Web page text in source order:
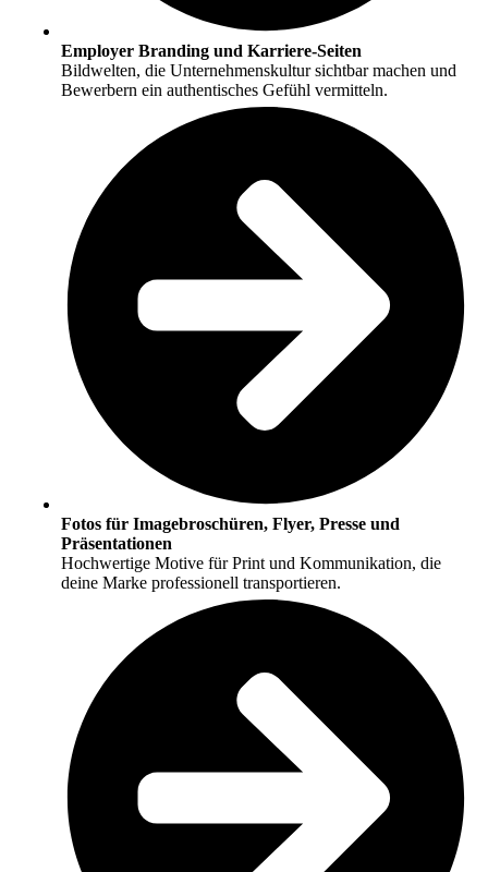
Employer Branding und Karriere-Seiten
Bildwelten, die Unternehmenskultur sichtbar machen und
Bewerbern ein authentisches Gefühl vermitteln.
Fotos für Imagebroschüren, Flyer, Presse und
Präsentationen
Hochwertige Motive für Print und Kommunikation, die
deine Marke professionell transportieren.